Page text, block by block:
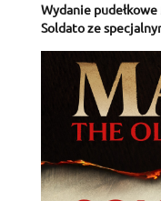
Wydanie pudełkowe
Soldato ze